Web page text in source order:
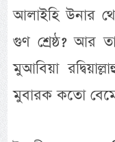
আলাইহি উনার
গুণ শ্রেষ্ঠ? আর
মুআবিয়া
মুবারক কতো